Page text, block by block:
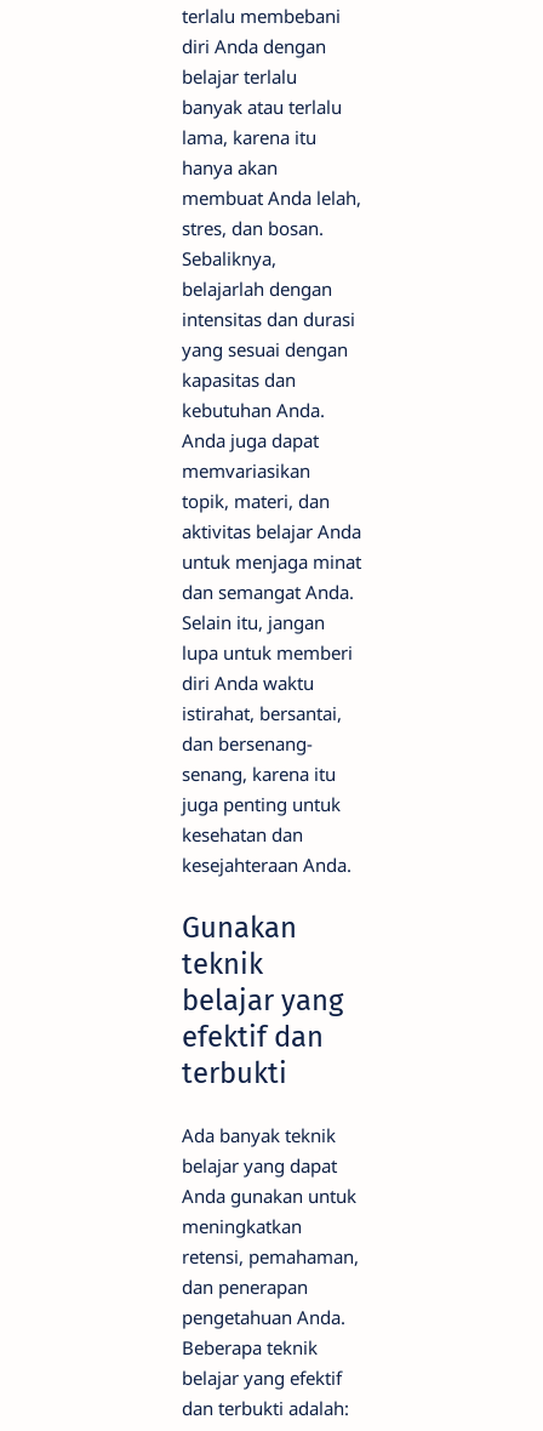
terlalu membebani
diri Anda dengan
belajar terlalu
banyak atau terlalu
lama, karena itu
hanya akan
membuat Anda lelah,
stres, dan bosan.
Sebaliknya,
belajarlah dengan
intensitas dan durasi
yang sesuai dengan
kapasitas dan
kebutuhan Anda.
Anda juga dapat
memvariasikan
topik, materi, dan
aktivitas belajar Anda
untuk menjaga minat
dan semangat Anda.
Selain itu, jangan
lupa untuk memberi
diri Anda waktu
istirahat, bersantai,
dan bersenang-
senang, karena itu
juga penting untuk
kesehatan dan
kesejahteraan Anda.
Gunakan
teknik
belajar yang
efektif dan
terbukti
Ada banyak teknik
belajar yang dapat
Anda gunakan untuk
meningkatkan
retensi, pemahaman,
dan penerapan
pengetahuan Anda.
Beberapa teknik
belajar yang efektif
dan terbukti adalah: